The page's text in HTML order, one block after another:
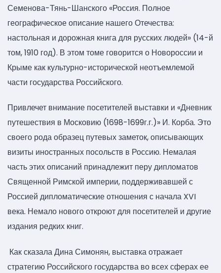
Семенова-Тянь-Шанского «Россия. Полное
географическое описание нашего Отечества:
настольная и дорожная книга для русских людей» (14-й
том, 1910 год). В этом томе говорится о Новороссии и
Крыме как культурно-исторической неотъемлемой
части государства Российского.
Привлечет внимание посетителей выставки и «Дневник
путешествия в Московию (1698-1699г.г.)» И. Корба. Это
своего рода образец путевых заметок, описывающих
визиты иностранных посольств в Россию. Немалая
часть этих описаний принадлежит перу дипломатов
Священной Римской империи, поддерживавшей с
Россией дипломатические отношения с начала XVI
века. Немало нового откроют для посетителей и другие
издания редких книг.
Как сказала Дина Симонян, выставка отражает
стратегию Российского государства во всех сферах ее